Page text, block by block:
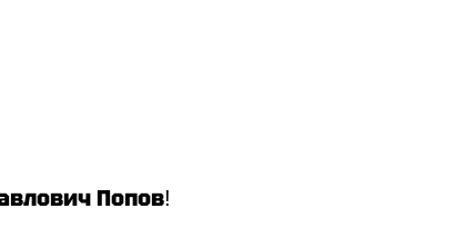
Попов!